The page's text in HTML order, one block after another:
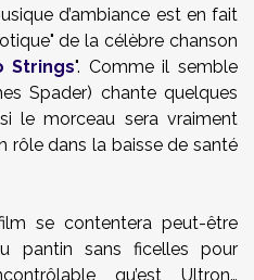
d’ambiance est en fait
de la célèbre chanson
Strings". Comme il semble
Spader) chante quelques
le morceau sera vraiment
rôle dans la baisse de santé
se contentera peut-être
pantin sans ficelles pour
qu’est Ultron…